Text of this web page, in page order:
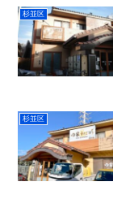
杉並区
杉並区